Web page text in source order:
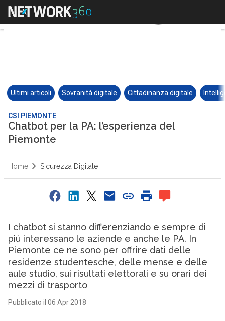
Ultimi articoli Sovranità digitale Cittadinanza digitale
CSI PIEMONTE
Chatbot per la PA: l’esperienza del
Piemonte
Home Sicurezza Digitale
I chatbot si stanno differenziando e sempre di
più interessano le aziende e anche le PA. In
Piemonte ce ne sono per offrire dati delle
residenze studentesche, delle mense e delle
aule studio, sui risultati elettorali e su orari dei
mezzi di trasporto
Pubblicato il 06 Apr 2018